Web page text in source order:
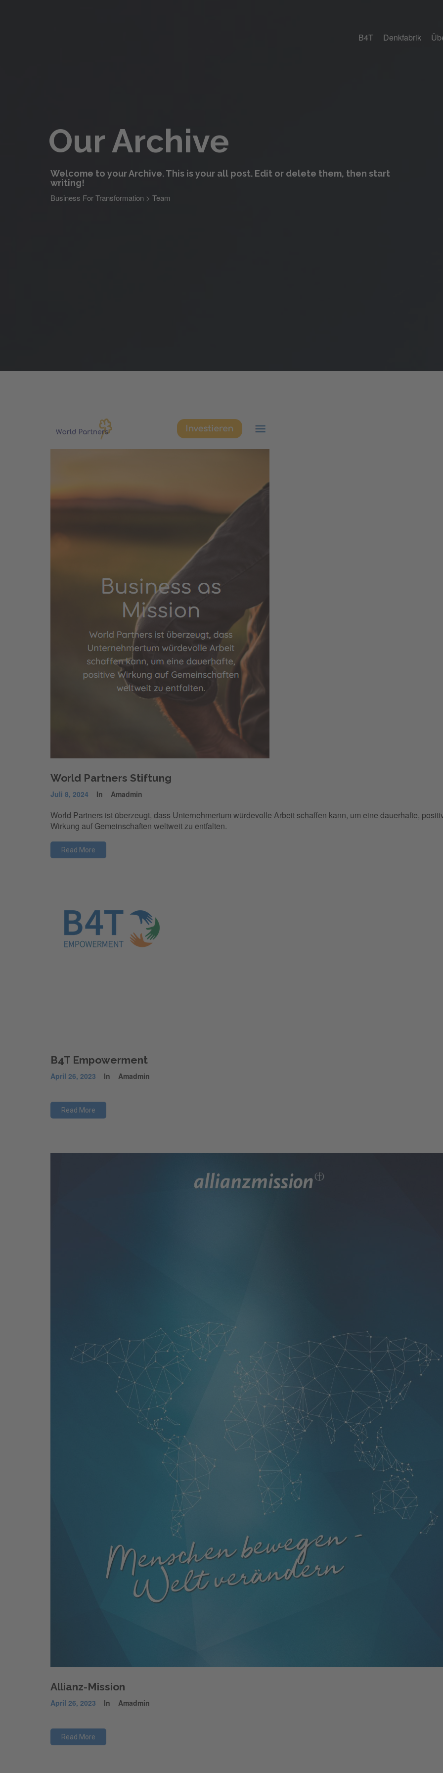
B4T Denkfabrik
Our Archive
Welcome to your Archive. This is your all post. Edit or delete them, then start
writing!
Business For Transformation > Team
World Partners Stiftung
Juli 8, 2024 In Amadmin
World Partners ist überzeugt, dass Unternehmertum würdevolle Arbeit schaffen kann, um eine dauerhafte,
Wirkung auf Gemeinschaften weltweit zu entfalten.
Read More
B4T Empowerment
April 26, 2023 In Amadmin
Read More
Allianz-Mission
April 26, 2023 In Amadmin
Read More